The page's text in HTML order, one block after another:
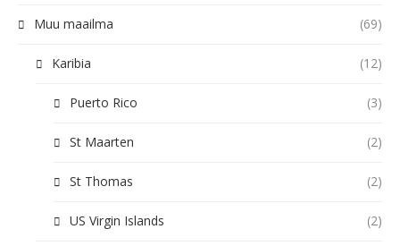
Muu maailma (69)
Karibia (12)
Puerto Rico (3)
St Maarten (2)
St Thomas (2)
US Virgin Islands (2)